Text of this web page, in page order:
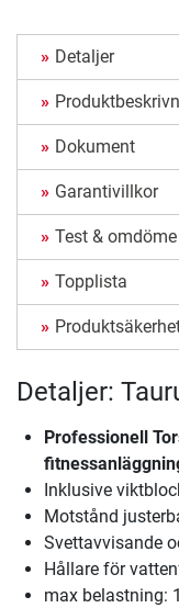
Detaljer
Dokument
Garantivillkor
Test & omdöme
Topplista
Detaljer:
Professionell
Inklusive
Motstånd
Svettavvisande
Hållare för
max belastning: